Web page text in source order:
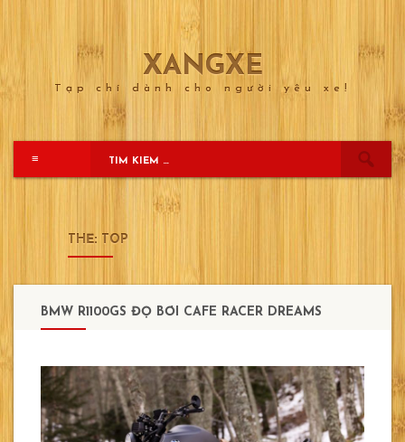
to
XANGXE
Tạp chí dành cho người yêu xe!
≡
THẺ: TOP
BMW R1100GS ĐỘ BỞI CAFE RACER DREAMS